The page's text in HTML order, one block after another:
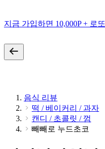
지금 가입하면 10,000P + 로
음식 리뷰
떡 / 베이커리 / 과자
캔디 / 초콜릿 / 껌
빼빼로 누드초코